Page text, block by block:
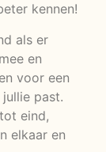
kennen!
als er
en
voor een
past.
eind,
elkaar en